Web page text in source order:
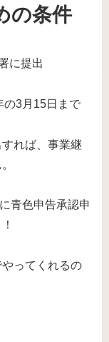
の条件
に提出
の3月15日まで
れば、事業継
青色申告承認申
ってくれるの